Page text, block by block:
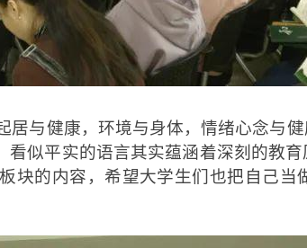
居与健康，环境与身体，情绪心念与
似平实的语言其实蕴涵着深刻的教
块的内容，希望大学生们也把自己